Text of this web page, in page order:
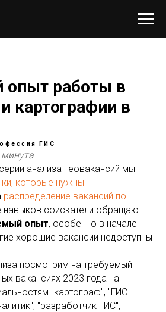
опыт работы в
картографии в
ГИС
анализа геовакансий мы
которые нужны
распределение вакансий по
навыков соискатели обращают
опыт, особенно в начале
хорошие вакансии недоступны
посмотрим на требуемый
вакансиях 2023 года на
"картограф", "ГИС-
"разработчик ГИС",